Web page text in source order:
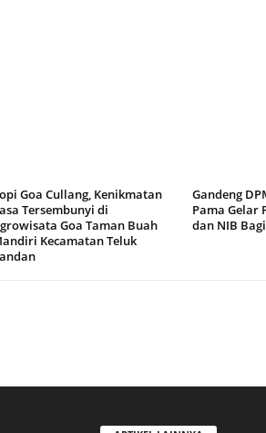
Goa Cullang, Kenikmatan
Tersembunyi di
Goa Taman Buah
Kecamatan Teluk
Gandeng
Pama Gelar
dan NIB